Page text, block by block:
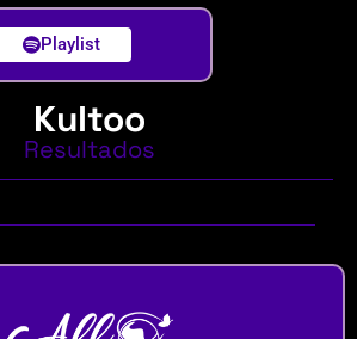
Playlist
Kultoo
Resultados